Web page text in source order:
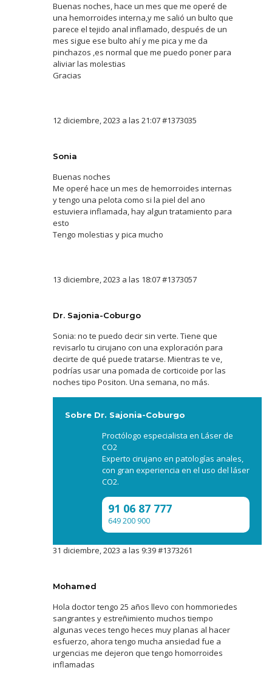
Buenas noches, hace un mes que me operé de
una hemorroides interna,y me salió un bulto que
parece el tejido anal inflamado, después de un
mes sigue ese bulto ahí y me pica y me da
pinchazos ,es normal que me puedo poner para
aliviar las molestias
Gracias
12 diciembre, 2023 a las 21:07#1373035
Sonia
Buenas noches
Me operé hace un mes de hemorroides internas
y tengo una pelota como si la piel del ano
estuviera inflamada, hay algun tratamiento para
esto
Tengo molestias y pica mucho
13 diciembre, 2023 a las 18:07#1373057
Dr. Sajonia-Coburgo
Sonia: no te puedo decir sin verte. Tiene que
revisarlo tu cirujano con una exploración para
decirte de qué puede tratarse. Mientras te ve,
podrías usar una pomada de corticoide por las
noches tipo Positon. Una semana, no más.
Sobre Dr. Sajonia-Coburgo
Proctólogo especialista en Láser de
CO2
Experto cirujano en patologías anales,
con gran experiencia en el uso del láser
CO2.
91 06 87 777
649 200 900
31 diciembre, 2023 a las 9:39#1373261
Mohamed
Hola doctor tengo 25 años llevo con hommoriedes
sangrantes y estreñimiento muchos tiempo
algunas veces tengo heces muy planas al hacer
esfuerzo, ahora tengo mucha ansiedad fue a
urgencias me dejeron que tengo homorroides
inflamadas